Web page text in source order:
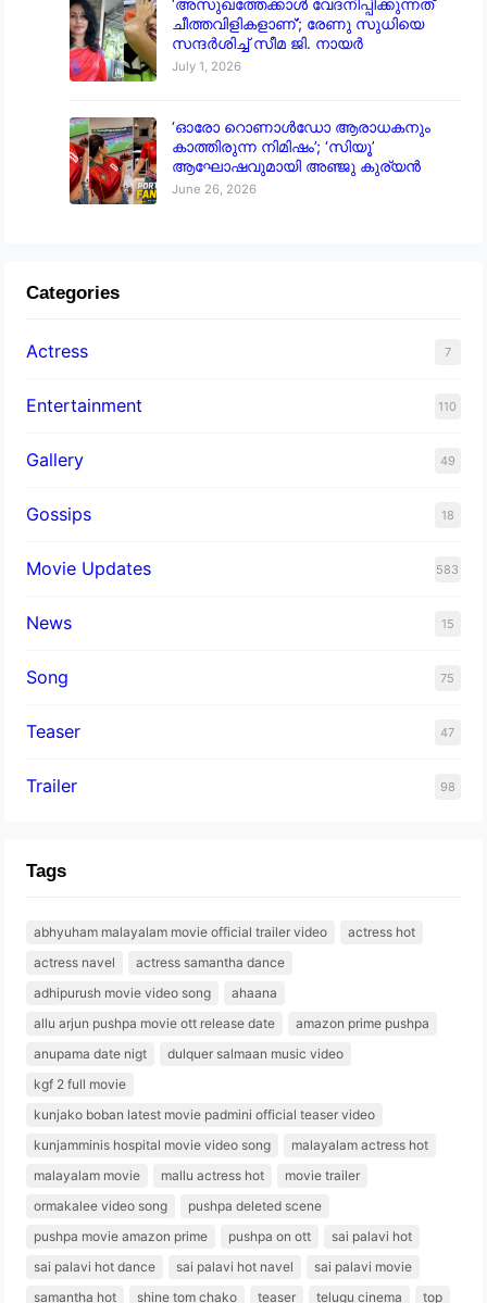
‘അസുഖത്തേക്കാൾ വേദനിപ്പിക്കുന്നത്
ചീത്തവിളികളാണ്’; രേണു സുധിയെ
സന്ദർശിച്ച് സീമ ജി. നായർ
July 1, 2026
‘ഓരോ റൊണാൾഡോ ആരാധകനും
കാത്തിരുന്ന നിമിഷം’; ‘സിയൂ’
ആഘോഷവുമായി അഞ്ജു കുര്യൻ
June 26, 2026
Categories
Actress 7
Entertainment 110
Gallery 49
Gossips 18
Movie Updates 583
News 15
Song 75
Teaser 47
Trailer 98
Tags
abhyuham malayalam movie official trailer video
actress hot
actress navel
actress samantha dance
adhipurush movie video song
ahaana
allu arjun pushpa movie ott release date
amazon prime pushpa
anupama date nigt
dulquer salmaan music video
kgf 2 full movie
kunjako boban latest movie padmini official teaser video
kunjamminis hospital movie video song
malayalam actress hot
malayalam movie
mallu actress hot
movie trailer
ormakalee video song
pushpa deleted scene
pushpa movie amazon prime
pushpa on ott
sai palavi hot
sai palavi hot dance
sai palavi hot navel
sai palavi movie
samantha hot
shine tom chako teaser telugu cinema top